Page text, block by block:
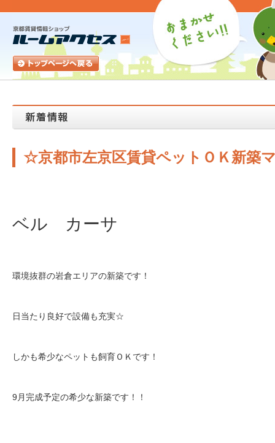
☆京都市左京区賃貸ペットＯＫ新築
ベル カーサ
環境抜群の岩倉エリアの新築です！
日当たり良好で設備も充実☆
しかも希少なペットも飼育ＯＫです！
9月完成予定の希少な新築です！！